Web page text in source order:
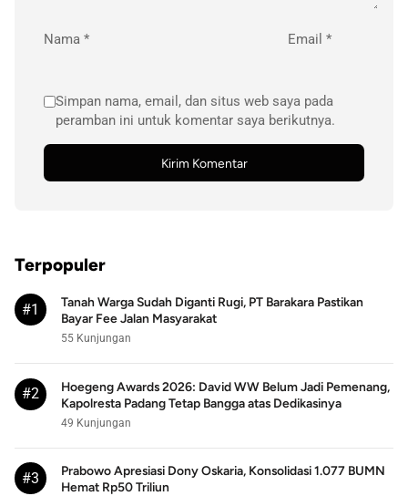
Nama * Email *
Simpan nama, email, dan situs web saya pada
peramban ini untuk komentar saya berikutnya.
Terpopuler
#1
Tanah Warga Sudah Diganti Rugi, PT Barakara Pastikan
Bayar Fee Jalan Masyarakat
55 Kunjungan
#2
Hoegeng Awards 2026: David WW Belum Jadi Pemenang,
Kapolresta Padang Tetap Bangga atas Dedikasinya
49 Kunjungan
#3
Prabowo Apresiasi Dony Oskaria, Konsolidasi 1.077 BUMN
Hemat Rp50 Triliun